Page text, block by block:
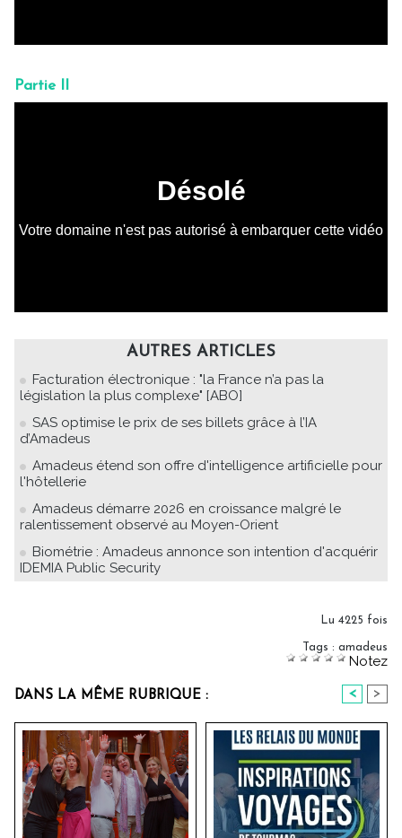
Partie II
AUTRES ARTICLES
Facturation électronique : "la France n’a pas la
législation la plus complexe" [ABO]
SAS optimise le prix de ses billets grâce à l’IA
d’Amadeus
Amadeus étend son offre d'intelligence artificielle pour
l'hôtellerie
Amadeus démarre 2026 en croissance malgré le
ralentissement observé au Moyen-Orient
Biométrie : Amadeus annonce son intention d'acquérir
IDEMIA Public Security
Lu 4225 fois
Tags : amadeus
Notez
DANS LA MÊME RUBRIQUE : < >